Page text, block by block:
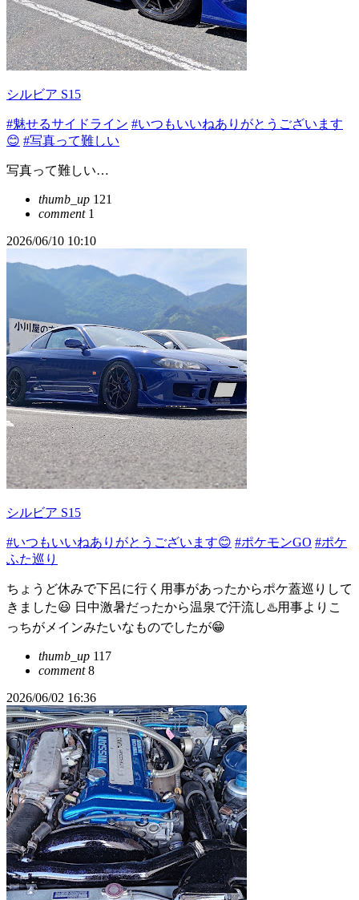
シルビア S15
#魅せるサイドライン #いつもいいねありがとうございます
😊 #写真って難しい
写真って難しい…
thumb_up 121
comment1
2026/06/10 10:10
シルビア S15
#いつもいいねありがとうございます😊 #ポケモンGO #ポケ
ふた巡り
ちょうど休みで下呂に行く用事があったからポケ蓋巡りして
きました😃 日中激暑だったから温泉で汗流し♨️用事よりこ
っちがメインみたいなものでしたが😁
thumb_up 117
comment8
2026/06/02 16:36